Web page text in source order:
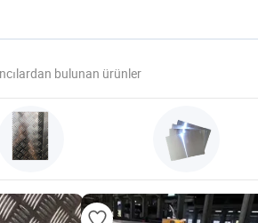
bulunan ürünler